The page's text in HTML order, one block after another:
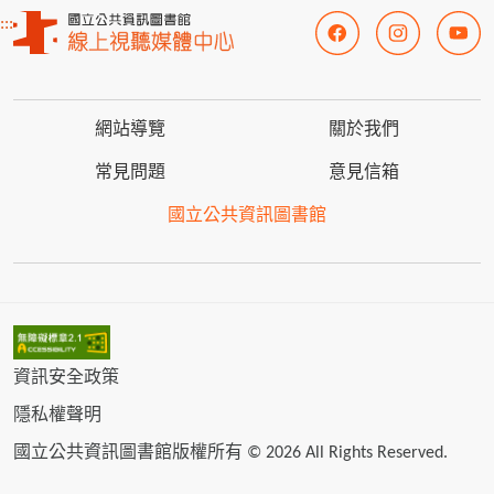
:::
網站導覽 關於我們
常見問題 意見信箱
國立公共資訊圖書館
資訊安全政策
隱私權聲明
國立公共資訊圖書館版權所有 © 2026 All Rights Reserved.